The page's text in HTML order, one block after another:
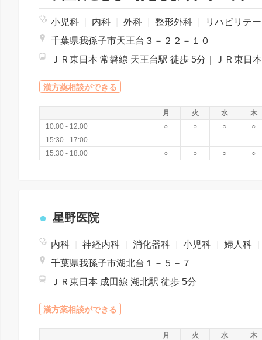
小児科 内科 外科 整形外科
リハビリテーション
千葉県我孫子市天王台３－２２－１０
漢方薬相談ができる
月 火 水
木
10:00 - 12:00
○ ○ ○
○
15:30 - 17:00
- - -
-
15:30 - 18:00
○ ○ ○ ○
星野医院
内科 神経内科 消化器科 小児科 婦人科
千葉県我孫子市湖北台１－５－７
ＪＲ東日本 成田線 湖北駅 徒歩 5分
漢方薬相談ができる
月 火 水
木